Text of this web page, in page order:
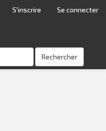
S'inscrire Se connecter
Rechercher